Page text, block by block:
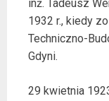
inż. Tadeusz
1932 r., kiedy
Techniczno-
Gdyni.
29 kwietnia